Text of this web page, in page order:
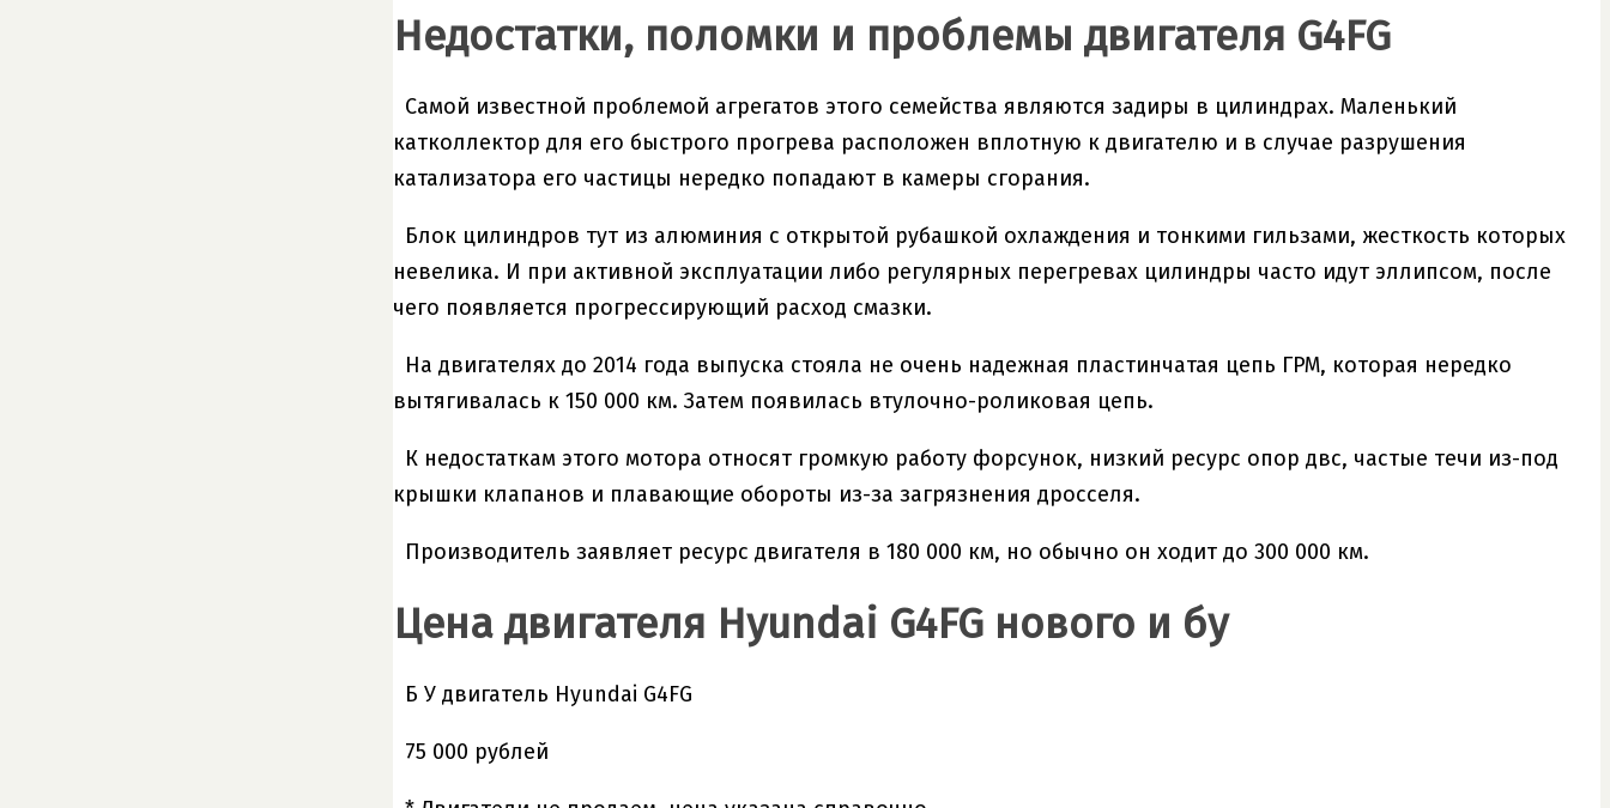
Недостатки, поломки и проблемы двигателя G4FG
Самой известной проблемой агрегатов этого семейства являются задиры в цилиндрах. Маленький
катколлектор для его быстрого прогрева расположен вплотную к двигателю и в случае разрушения
катализатора его частицы нередко попадают в камеры сгорания.
Блок цилиндров тут из алюминия с открытой рубашкой охлаждения и тонкими гильзами, жесткость которых
невелика. И при активной эксплуатации либо регулярных перегревах цилиндры часто идут эллипсом, после
чего появляется прогрессирующий расход смазки.
На двигателях до 2014 года выпуска стояла не очень надежная пластинчатая цепь ГРМ, которая нередко
вытягивалась к 150 000 км. Затем появилась втулочно-роликовая цепь.
К недостаткам этого мотора относят громкую работу форсунок, низкий ресурс опор двс, частые течи из-под
крышки клапанов и плавающие обороты из-за загрязнения дросселя.
Производитель заявляет ресурс двигателя в 180 000 км, но обычно он ходит до 300 000 км.
Цена двигателя Hyundai G4FG нового и бу
Б У двигатель Hyundai G4FG
75 000 рублей